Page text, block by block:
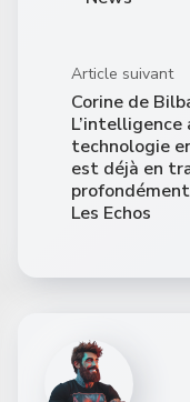
Article suivant
Corine de
technologie
est déjà en
Les Echos